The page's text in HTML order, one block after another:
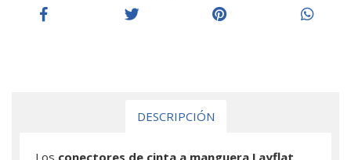
DESCRIPCIÓN
Los conectores de cinta a manguera Layflat